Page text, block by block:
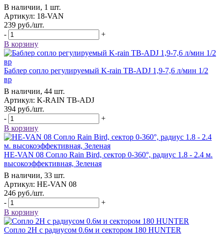
В наличии, 1 шт.
Артикул: 18-VAN
239 руб./шт.
-
+
В корзину
Баблер сопло регулируемый K-rain TB-ADJ 1,9-7,6 л/мин 1/2
вр
В наличии, 44 шт.
Артикул: K-RAIN TB-ADJ
394 руб./шт.
-
+
В корзину
HE-VAN 08 Сопло Rain Bird, сектор 0-360°, радиус 1.8 - 2.4 м.
высокоэффективная, Зеленая
В наличии, 33 шт.
Артикул: HE-VAN 08
246 руб./шт.
-
+
В корзину
Сопло 2Н c радиусом 0.6м и сектором 180 HUNTER